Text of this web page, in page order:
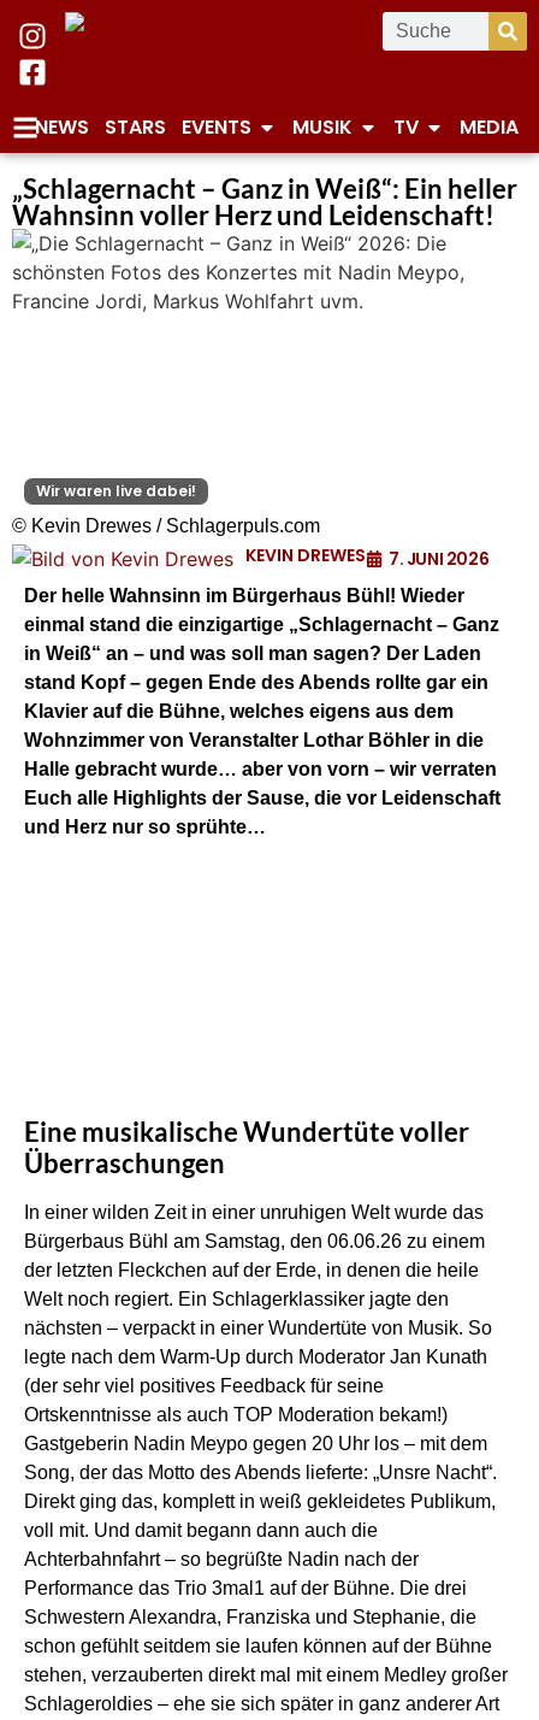
NEWS STARS EVENTS MUSIK TV MEDIA
„Schlagernacht – Ganz in Weiß“: Ein heller
Wahnsinn voller Herz und Leidenschaft!
Wir waren live dabei!
© Kevin Drewes / Schlagerpuls.com
KEVIN DREWES 7. JUNI 2026
Der helle Wahnsinn im Bürgerhaus Bühl! Wieder
einmal stand die einzigartige „Schlagernacht – Ganz
in Weiß“ an – und was soll man sagen? Der Laden
stand Kopf – gegen Ende des Abends rollte gar ein
Klavier auf die Bühne, welches eigens aus dem
Wohnzimmer von Veranstalter Lothar Böhler in die
Halle gebracht wurde… aber von vorn – wir verraten
Euch alle Highlights der Sause, die vor Leidenschaft
und Herz nur so sprühte…
Eine musikalische Wundertüte voller
Überraschungen
In einer wilden Zeit in einer unruhigen Welt wurde das
Bürgerbaus Bühl am Samstag, den 06.06.26 zu einem
der letzten Fleckchen auf der Erde, in denen die heile
Welt noch regiert. Ein Schlagerklassiker jagte den
nächsten – verpackt in einer Wundertüte von Musik. So
legte nach dem Warm-Up durch Moderator Jan Kunath
(der sehr viel positives Feedback für seine
Ortskenntnisse als auch TOP Moderation bekam!)
Gastgeberin Nadin Meypo gegen 20 Uhr los – mit dem
Song, der das Motto des Abends lieferte: „Unsre Nacht“.
Direkt ging das, komplett in weiß gekleidetes Publikum,
voll mit. Und damit begann dann auch die
Achterbahnfahrt – so begrüßte Nadin nach der
Performance das Trio 3mal1 auf der Bühne. Die drei
Schwestern Alexandra, Franziska und Stephanie, die
schon gefühlt seitdem sie laufen können auf der Bühne
stehen, verzauberten direkt mal mit einem Medley großer
Schlageroldies – ehe sie sich später in ganz anderer Art